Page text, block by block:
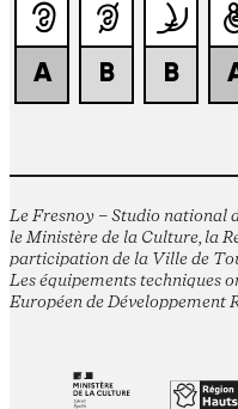
Le Fresnoy – Studio national
le Ministère de la Culture, la
participation de la Ville de
Les équipements techniques
Européen de Développement